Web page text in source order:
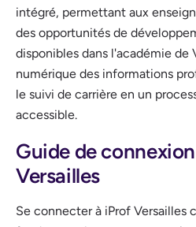
intégré, permettant aux
des opportunités de
disponibles dans l'académie de
numérique des informations
le suivi de carrière en un
accessible.
Guide de
Versailles
Se connecter à iProf Versailles